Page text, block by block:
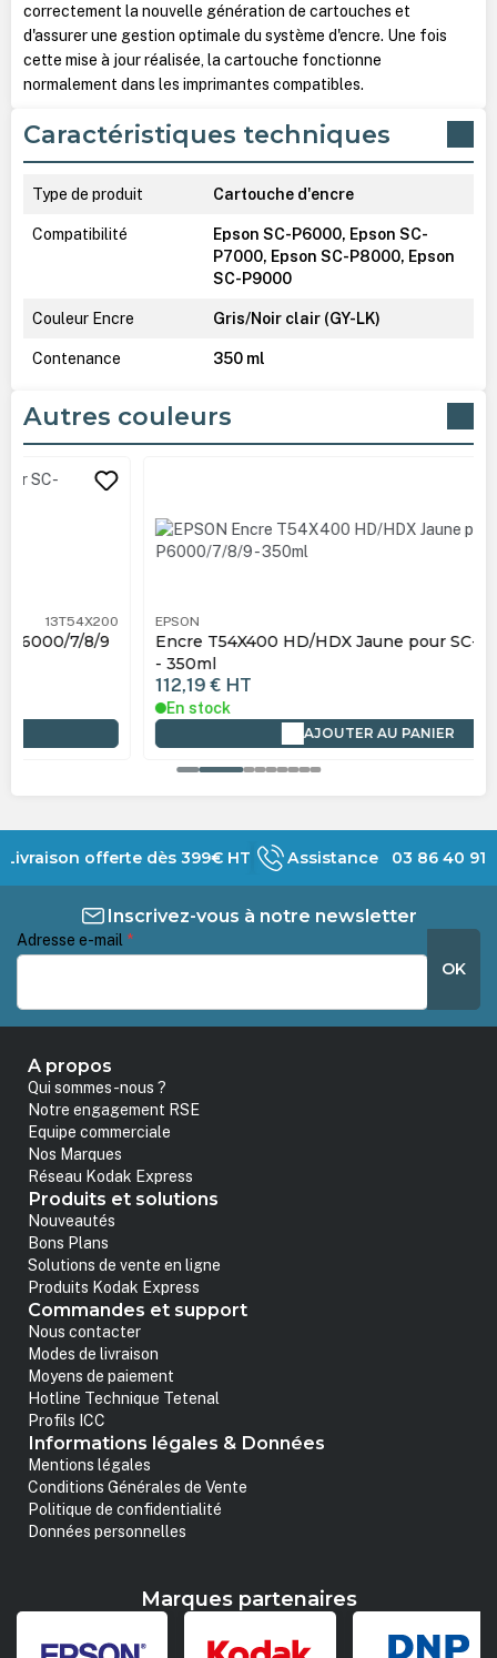
correctement la nouvelle génération de cartouches et
d'assurer une gestion optimale du système d'encre. Une fois
cette mise à jour réalisée, la cartouche fonctionne
normalement dans les imprimantes compatibles.
Caractéristiques techniques
Type de produit Cartouche d'encre
Compatibilité
Epson SC-P6000, Epson SC-
P7000, Epson SC-P8000, Epson
SC-P9000
Couleur Encre Gris/Noir clair (GY-LK)
Contenance 350 ml
Autres couleurs
EPSON
Encre T54X400 HD/HDX Jaune pour SC-P6000/7/8/9
AJOUTER AU PANIER
Livraison offerte dès 399€ HT Assistance 03 86 40 91
Inscrivez-vous à notre newsletter
Adresse e-mail *
OK
A propos
Qui sommes-nous ?
Notre engagement RSE
Equipe commerciale
Nos Marques
Réseau Kodak Express
Produits et solutions
Nouveautés
Bons Plans
Solutions de vente en ligne
Produits Kodak Express
Commandes et support
Nous contacter
Modes de livraison
Moyens de paiement
Hotline Technique Tetenal
Profils ICC
Informations légales & Données
Mentions légales
Conditions Générales de Vente
Politique de confidentialité
Données personnelles
Marques partenaires